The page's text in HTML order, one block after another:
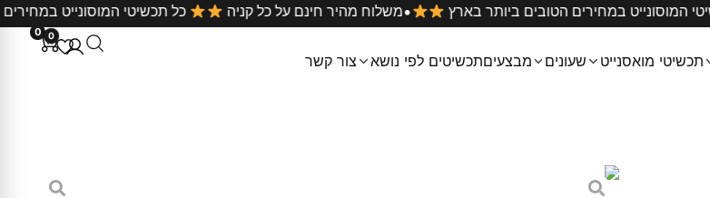
משלוח מהיר חינם על כל קניה כל תכשיטי • כל תכשיטי המוסונייט במחירים הטובים ביותר בארץ
0 0
תכשיטי מואסנייט שעונים מבצעיםתכשיטים לפי נושא צור קשר
טבעת מואסנייט ספירלה עדינה